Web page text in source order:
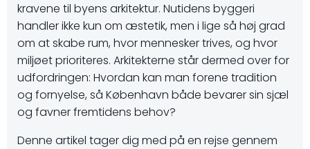
kravene til byens arkitektur. Nutidens byggeri
handler ikke kun om æstetik, men i lige så høj grad
om at skabe rum, hvor mennesker trives, og hvor
miljøet prioriteres. Arkitekterne står dermed over for
udfordringen: Hvordan kan man forene tradition
og fornyelse, så København både bevarer sin sjæl
og favner fremtidens behov?
Denne artikel tager dig med på en rejse gennem